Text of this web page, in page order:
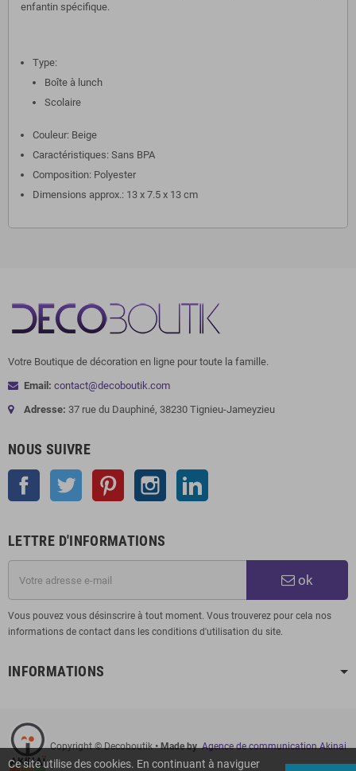
enfantin spécifique.
Type:
Boîte à lunch
Scolaire
Couleur: Beige
Caractéristiques: Sans BPA
Composition: Polyester
Dimensions approx.: 13 x 7.5 x 13 cm
Votre Boutique de décoration en ligne pour toute la famille.
Email: contact@decoboutik.com
Adresse: 37 rue du Dauphiné, 38230 Tignieu-Jameyzieu
NOUS SUIVRE
Facebook Twitter Pinterest Instagram
LETTRE D'INFORMATIONS
ok
Vous pouvez vous désinscrire à tout moment. Vous trouverez pour cela nos
informations de contact dans les conditions d'utilisation du site.
INFORMATIONS
Copyright © Decoboutik• Made by Agence de communication Akinai
Ce site utilise des cookies. En continuant à naviguer